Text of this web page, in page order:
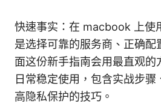
快速事实：在 macbook 上使
是选择可靠的服务商、正确配
面这份新手指南会用最直观的
日常稳定使用，包含实战步
高隐私保护的技巧。